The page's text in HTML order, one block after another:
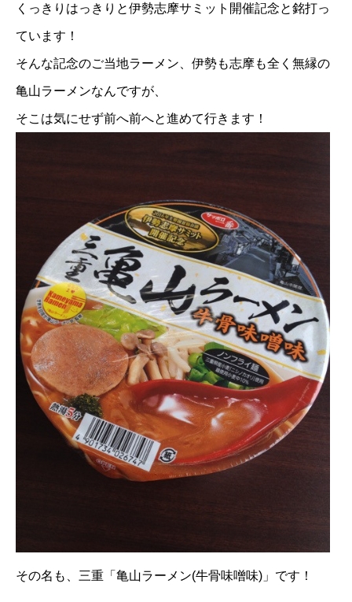
くっきりはっきりと伊勢志摩サミット開催記念と銘打っ
ています！
そんな記念のご当地ラーメン、伊勢も志摩も全く無縁の
亀山ラーメンなんですが、
そこは気にせず前へ前へと進めて行きます！
その名も、三重「亀山ラーメン(牛骨味噌味)」です！